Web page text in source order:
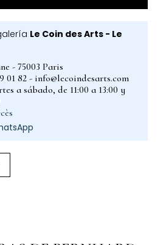
Le Coin des Arts - Le
- 75003 Paris
01 82 - info@lecoindesarts.com
a sábado, de 11:00 a 13:00 y